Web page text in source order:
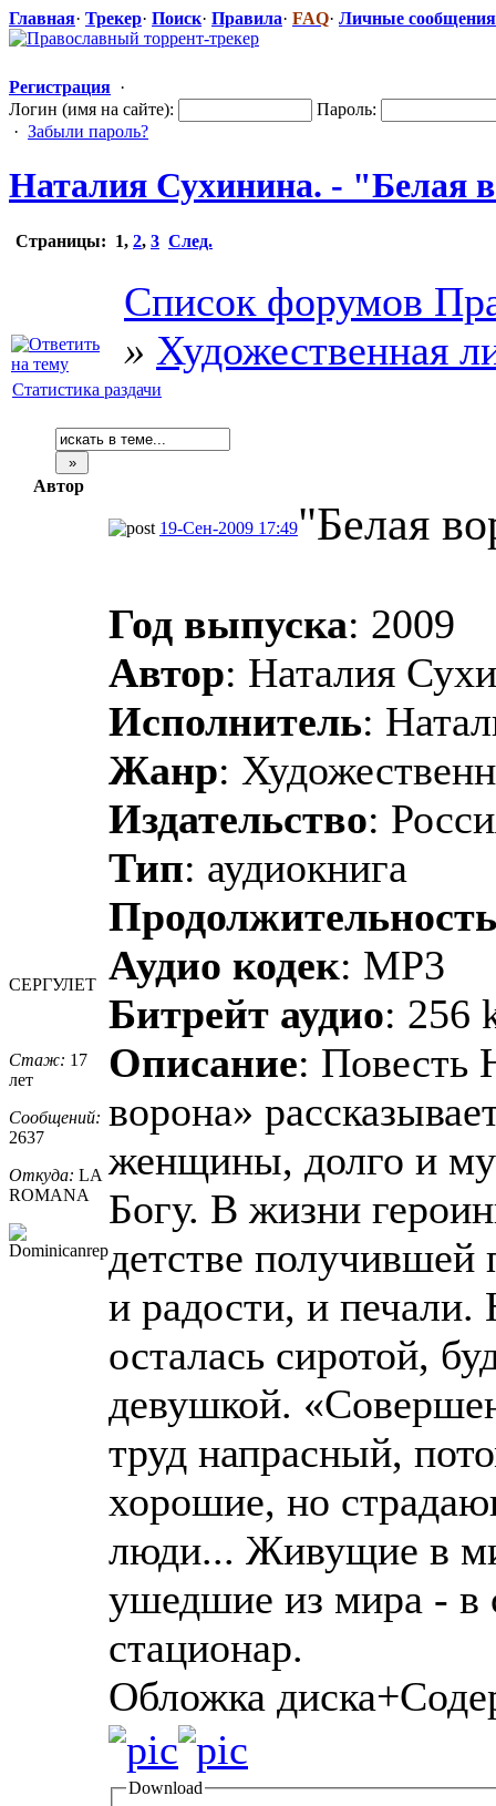
Главная· Трекер· Поиск· Правила· FAQ· Личные сообщения
Регистрация ·
Логин (имя на сайте):
Пароль:
· Забыли пароль?
Наталия Сухинина. - "Белая
Страницы: 1, 2, 3 След.
Список форумов
» Художественная
Статистика раздачи
Автор
СЕРГУЛЕТ
Стаж: 17
лет
Сообщений:
2637
Откуда: LA
ROMANA
19-Сен-2009 17:49"Белая
Год выпуска: 2009
Автор: Наталия
Исполнитель:
Жанр:
Издательство:
Тип: аудиокнига
Аудио кодек: MP3
Битрейт аудио: 256
Описание: Повесть
ворона»
женщины, долго и
Богу. В жизни
детстве
и радости, и
осталась сиротой,
девушкой.
труд напрасный,
хорошие, но
люди... Живущие в
ушедшие из мира - в
стационар.
Обложка
Download